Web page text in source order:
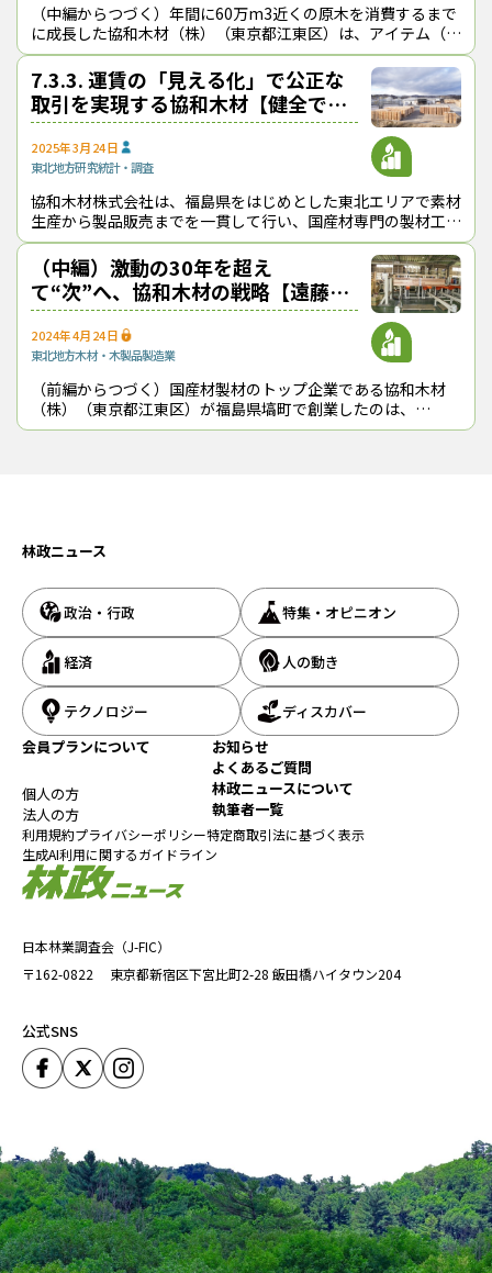
佐川和佳子・協和木材専務取締役
遠藤
協和木材に入ったのは、いつだったのか。
佐川
2020年に入社し、これまで主に営業や総務などの業務を担当して
きた。まだまだ勉強中で、学ぶことばかりだが、全力で取り組んで
いきたい。
製材業は、「山からの哲学」というものを持っていないと成り立
たないと強く感じている。山から生み出された丸太を加工して、
ニーズに合わせて売っていく中で、ただ市況に委ねているだけでは
山元に資金が戻らない。市場経済を前提とした上で、持続可能な
林業を成立させるためにはどうすればいいか、自分なりの哲学を
持っていきたいと考えている。
スケールメリットを活かして山元還元増やし地域経済底上
げ
遠藤
もう30年以上前にご尊父の佐川社長と初めて会ったとき、福島県
を中心に森林所有者のもとを丹念に訪れて、「間伐をしません
は今も変わらないということか。
私の祖父が弊社を1953（昭和28）年に創業したときから、「一人
親方」と言われる素材生産業者の方々を集めて「協栄会」を組織
し、福利厚生面の充実などに取り組んできている。長い歴史の中
場の効率化などをもっと進めて利益率を高め、山に戻せるお金を
増やしていきたい。
遠藤
日本林業の国際競争力を高める上で、素材生産や造林のコストダ
（中編からつづく）年間に60万m3近くの原木を消費するまで
に成長した協和木材（株）（東京都江東区）は、アイテム（生
産品目）をムク（無垢）製品から集成材、２×４（ツーバイフ
ォー）材へと拡大し、国内だけで
7.3.3. 運賃の「見える化」で公正な
取引を実現する協和木材【健全で持
続可能な原木・製品輸送の発展に向
けて】
2025年3月24日
東北地方研究統計・調査
協和木材株式会社は、福島県をはじめとした東北エリアで素材
生産から製品販売までを一貫して行い、国産材専門の製材工場
と集成材工場を営んでいる 。同社は、東北エリアに３つの工
場を有し、年間58万m³の製材・
（中編）激動の30年を超え
て“次”へ、協和木材の戦略【遠藤日
雄のルポ＆対論】
2024年4月24日
東北地方木材・木製品製造業
（前編からつづく）国産材製材のトップ企業である協和木材
（株）（東京都江東区）が福島県塙町で創業したのは、
1953（昭和28）年のことだった。当初は素材生産業を営んで
日本林業調査会（J-FIC）
〒162-0822
東京都新宿区下宮比町2-28 飯田橋ハイタウン204
公式SNS
林政ニュース
政治・行政 特集・オピニオン
経済 人の動き
テクノロジー
ディスカバー
会員プランについて
個人の方
法人の方
お知らせ
よくあるご質問
林政ニュースについて
執筆者一覧
利用規約プライバシーポリシー特定商取引法に基づく表示
生成AI利用に関するガイドライン